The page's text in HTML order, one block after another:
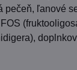
ľanové